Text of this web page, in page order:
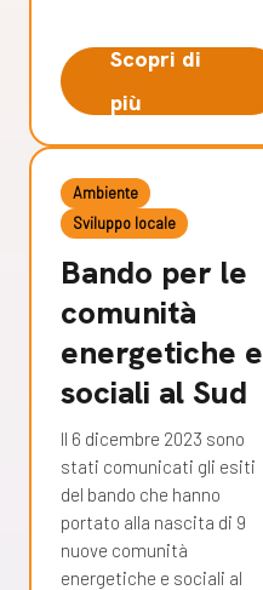
Scopri di
più
Ambiente
Sviluppo locale
Bando per le
comunità
energetiche e
sociali al Sud
Il 6 dicembre 2023 sono
stati comunicati gli esiti
del bando che hanno
portato alla nascita di 9
nuove comunità
energetiche e sociali al